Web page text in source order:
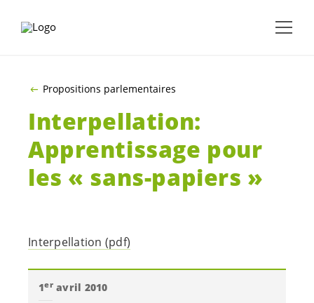
Propositions parlementaires
Interpellation:
Apprentissage pour
les « sans-papiers »
Interpellation (pdf)
1eravril 2010